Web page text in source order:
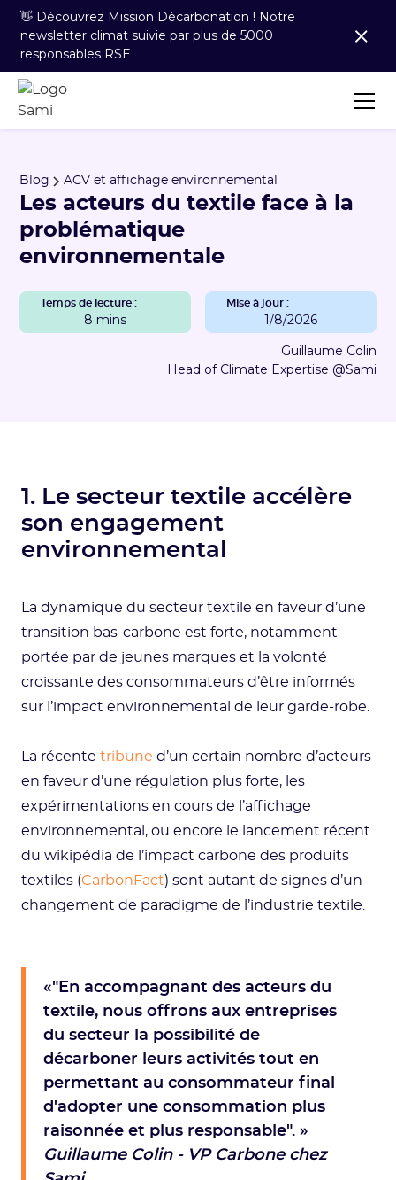
👋 Découvrez Mission Décarbonation ! Notre
newsletter climat suivie par plus de 5000
responsables RSE
Blog ACV et affichage environnemental
Les acteurs du textile face à la
problématique
environnementale
Temps de lecture :
8 mins
Mise à jour :
1/8/2026
Guillaume Colin
Head of Climate Expertise @Sami
1. Le secteur textile accélère
son engagement
environnemental
La dynamique du secteur textile en faveur d’une
transition bas-carbone est forte, notamment
portée par de jeunes marques et la volonté
croissante des consommateurs d’être informés
sur l’impact environnemental de leur garde-robe.
La récente tribune d’un certain nombre d’acteurs
en faveur d’une régulation plus forte, les
expérimentations en cours de l’affichage
environnemental, ou encore le lancement récent
du wikipédia de l’impact carbone des produits
textiles (CarbonFact) sont autant de signes d’un
changement de paradigme de l’industrie textile.
«"En accompagnant des acteurs du
textile, nous offrons aux entreprises
du secteur la possibilité de
décarboner leurs activités tout en
permettant au consommateur final
d'adopter une consommation plus
raisonnée et plus responsable". »
Guillaume Colin - VP Carbone chez